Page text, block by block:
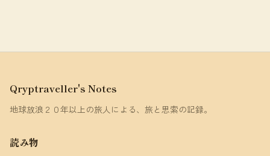
Qryptraveller's Notes
地球放浪２０年以上の旅人による、旅と思索の記録。
読み物